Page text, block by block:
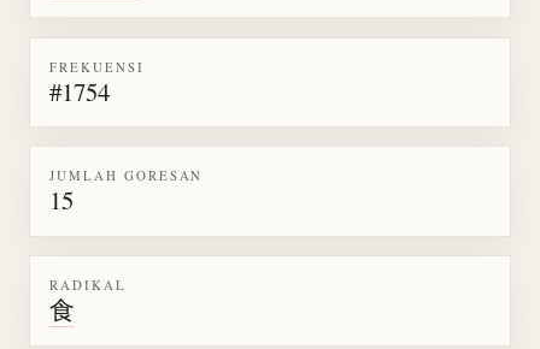
FREKUENSI
#1754
JUMLAH GORESAN
15
RADIKAL
食